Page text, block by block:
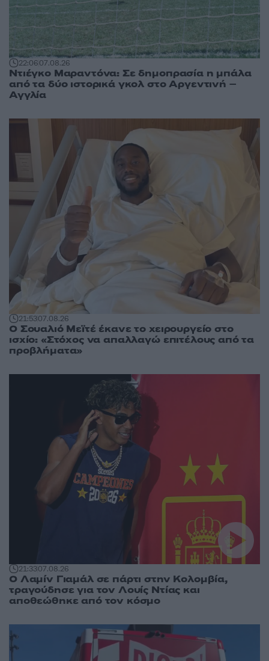
22:0607.08.26
Ντιέγκο Μαραντόνα: Σε δημοπρασία η μπάλα
από τα δύο ιστορικά γκολ στο Αργεντινή –
Αγγλία
21:5307.08.26
Ο Σουαλιό Μεϊτέ έκανε το χειρουργείο στο
ισχίο: «Στόχος να απαλλαγώ επιτέλους από τα
προβλήματα»
21:3307.08.26
Ο Λαμίν Γιαμάλ σε πάρτι στην Κολομβία,
τραγούδησε για τον Λουίς Ντίας και
αποθεώθηκε από τον κόσμο